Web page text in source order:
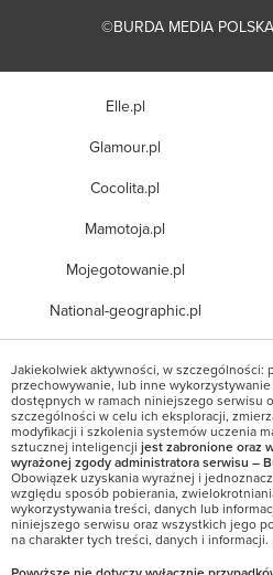
©BURDA MEDIA
Elle.pl
Glamour.pl
Cocolita.pl
Mamotoja.pl
Mojegotowanie.pl
National-geographic.pl
Jakiekolwiek aktywności, w szczególności:
przechowywanie, lub inne
dostępnych w ramach niniejszego serwisu
szczególności w celu ich eksploracji,
modyfikacji i szkolenia systemów uczenia
sztucznej inteligencji jest zabronione oraz
wyrażonej zgody administratora serwisu –
Obowiązek uzyskania wyraźnej i
względu sposób pobierania,
wykorzystywania treści, danych lub
niniejszego serwisu oraz wszystkich jego
na charakter tych treści, danych i informacji.